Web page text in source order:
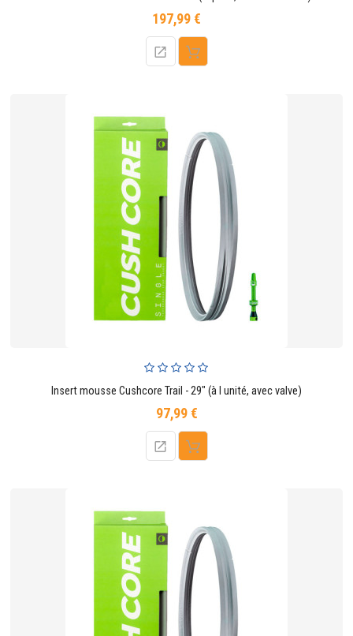
197,99 €
Insert mousse Cushcore Trail - 29" (à l unité, avec valve)
97,99 €Prix